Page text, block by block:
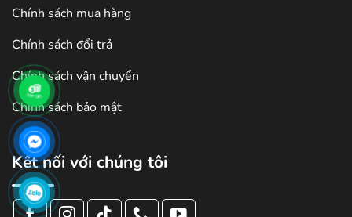
Chính sách mua hàng
Chính sách đổi trả
Chính sách vận chuyển
Chính sách bảo mật
Kết nối với chúng tôi